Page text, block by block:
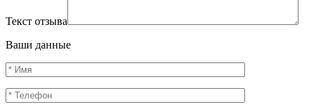
Текст отзыва
Ваши данные